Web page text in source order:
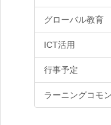
グローバル教育
ICT活用
行事予定
ラーニングコモ